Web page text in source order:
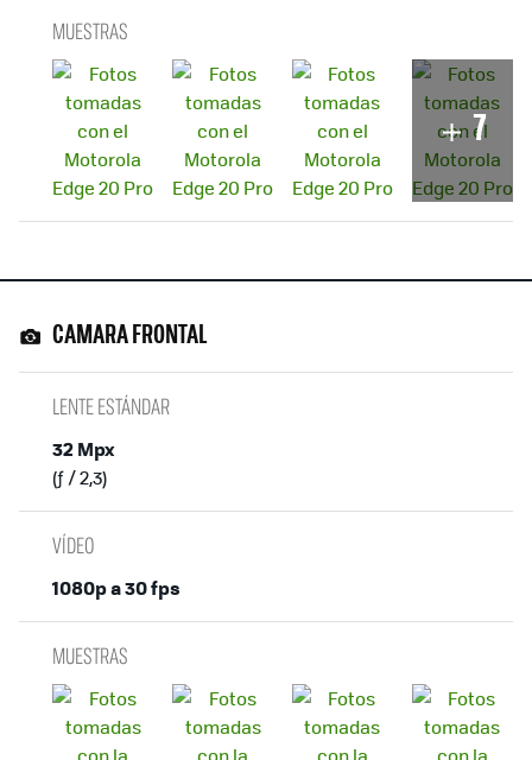
MUESTRAS
7
CAMARA FRONTAL
LENTE ESTÁNDAR
32 Mpx
(ƒ / 2,3)
VÍDEO
1080p a 30 fps
MUESTRAS